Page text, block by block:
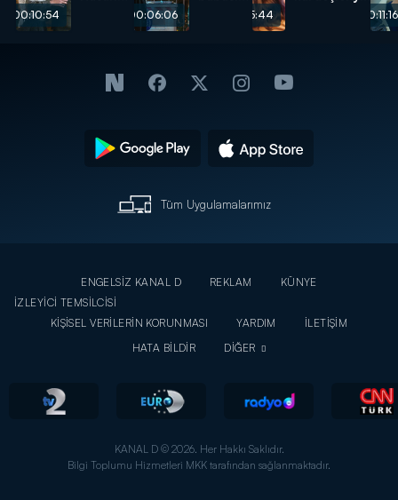
00:10:54 00:06:06 00:05:44 00:11:16
Tüm Uygulamalarımız
ENGELSİZ KANAL D REKLAM
KÜNYE
İZLEYİCİ TEMSİLCİSİ
KİŞİSEL VERİLERİN KORUNMASI
YARDIM
İLETİŞİM
HATA BİLDİR
DİĞER
KANAL D © 2026. Her Hakkı Saklıdır.
Bilgi Toplumu Hizmetleri MKK tarafından sağlanmaktadır.